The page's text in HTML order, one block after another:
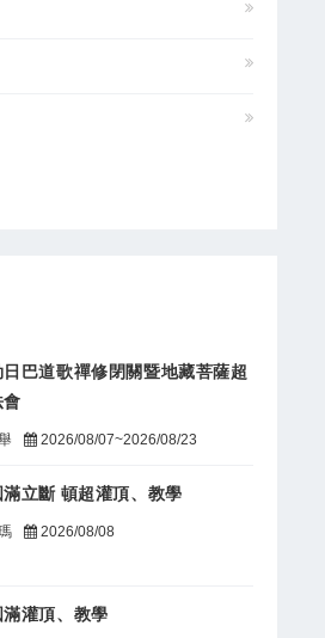
巴道歌禪修閉關暨地藏菩薩超
2026/08/07~2026/08/23
滿立斷 頓超灌頂、教學
2026/08/08
滿灌頂、教學